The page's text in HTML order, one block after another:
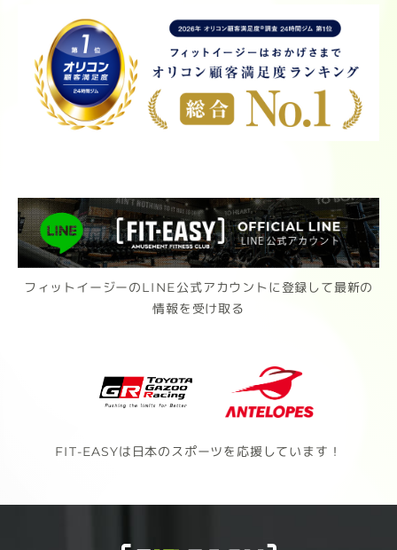
フィットイージーのLINE公式アカウントに登録して最新の
情報を受け取る
FIT-EASYは日本のスポーツを応援しています！